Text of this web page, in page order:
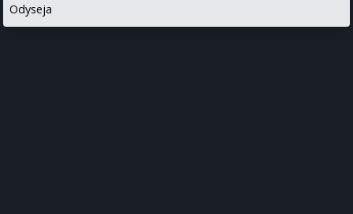
Odyseja